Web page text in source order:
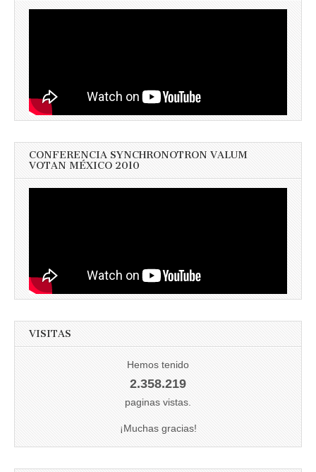
CONFERENCIA SYNCHRONOTRON VALUM
VOTAN MÉXICO 2010
VISITAS
Hemos tenido
2.358.219
paginas vistas.
¡Muchas gracias!